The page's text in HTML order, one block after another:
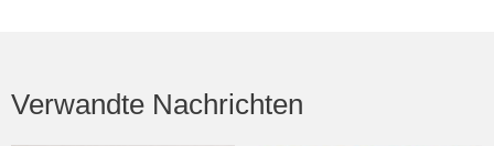
Verwandte Nachrichten